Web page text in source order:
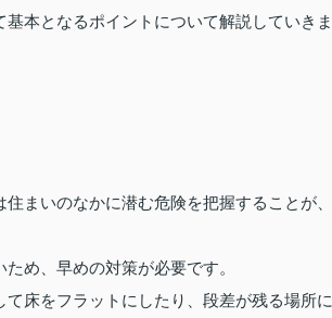
本となるポイントについて解説していきま
まいのなかに潜む危険を把握することが、
め、早めの対策が必要です。
床をフラットにしたり、段差が残る場所に